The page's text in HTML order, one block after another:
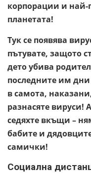
корпорации и
планетата!
Тук се появява
пътувате, защото
дето убива
последните им
в самота,
разнасяте вируси!
седяхте вкъщи –
бабите и
самички!
Социална